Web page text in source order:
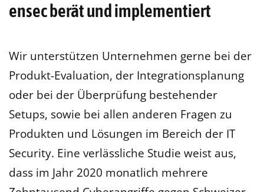
ensec berät und implementiert
Wir unterstützen Unternehmen gerne bei der
Produkt-Evaluation, der Integrationsplanung
oder bei der Überprüfung bestehender
Setups, sowie bei allen anderen Fragen zu
Produkten und Lösungen im Bereich der IT
Security. Eine verlässliche Studie weist aus,
dass im Jahr 2020 monatlich mehrere